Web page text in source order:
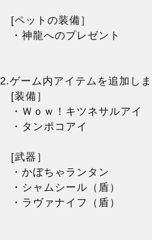
[ペットの装備］
・神龍へのプレゼント
2.ゲーム内アイテムを追加し
[装備］
・Ｗｏｗ！キツネサルアイ
・タンポコアイ
[武器］
・かぼちゃランタン
・シャムシール（盾）
・ラヴァナイフ（盾）